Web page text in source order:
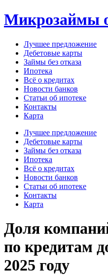
Перейти
к
Микрозаймы
Лучшее предложение
Дебетовые карты
Займы без отказа
Ипотека
Всё о кредитах
Новости банков
Статьи об ипотеке
Контакты
Карта
Меню Лучшее предложение
Дебетовые карты
Займы без отказа
Ипотека
Всё о кредитах
Новости банков
Статьи об ипотеке
Контакты
Карта
Доля
по кредитам
2025 году